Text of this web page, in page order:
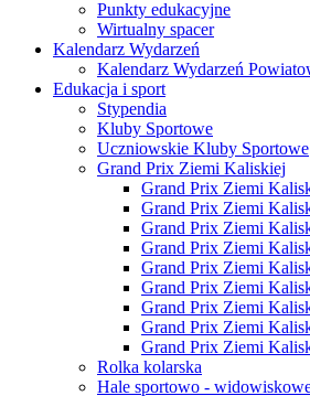
Punkty edukacyjne
Wirtualny spacer
Kalendarz Wydarzeń
Kalendarz Wydarzeń
Edukacja i sport
Stypendia
Kluby Sportowe
Uczniowskie Kluby Sportowe
Grand Prix Ziemi Kaliskiej
Grand Prix Ziemi
Grand Prix Ziemi
Grand Prix Ziemi
Grand Prix Ziemi
Grand Prix Ziemi
Grand Prix Ziemi
Grand Prix Ziemi
Grand Prix Ziemi
Grand Prix Ziemi
Rolka kolarska
Hale sportowo -